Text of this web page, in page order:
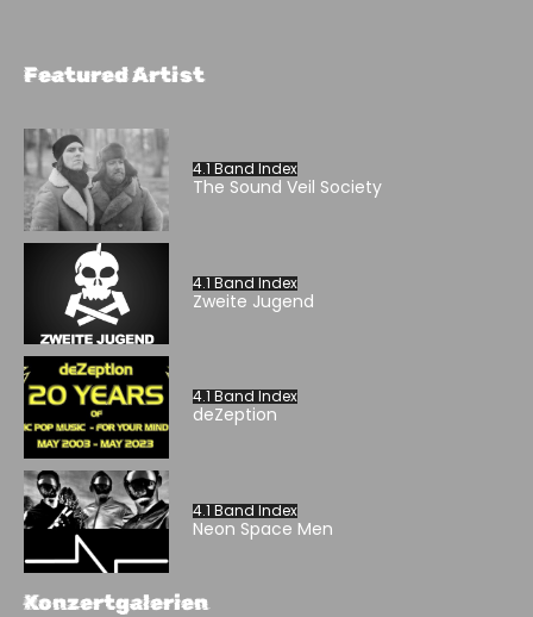
Featured Artist
4.1 Band Index
The Sound Veil Society
4.1 Band Index
Zweite Jugend
4.1 Band Index
deZeption
4.1 Band Index
Neon Space Men
Konzertgalerien